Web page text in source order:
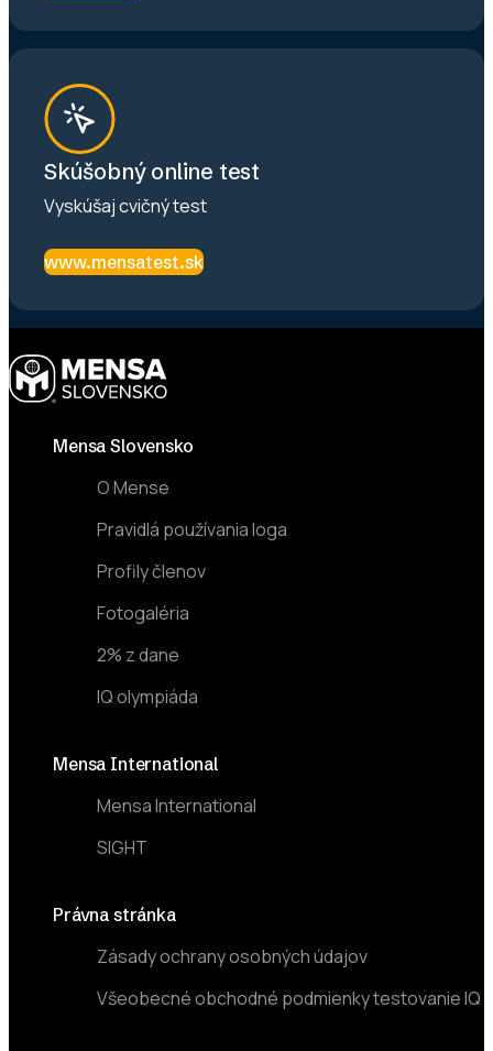
Skúšobný online test
Vyskúšaj cvičný test
www.mensatest.sk
FooterMensa Slovensko
O Mense
Pravidlá používania loga
Profily členov
Fotogaléria
2% z dane
IQ olympiáda
Mensa International
Mensa International
SIGHT
Právna stránka
Zásady ochrany osobných údajov
Všeobecné obchodné podmienky testovanie IQ